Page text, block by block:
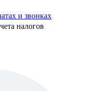
и звонках
налогов